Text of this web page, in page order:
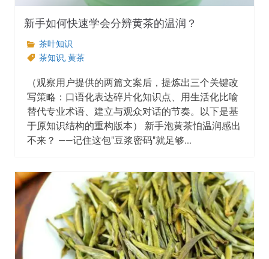
新手如何快速学会分辨黄茶的温润？
茶叶知识
茶知识, 黄茶
（观察用户提供的两篇文案后，提炼出三个关键改
写策略：口语化表达碎片化知识点、用生活化比喻
替代专业术语、建立与观众对话的节奏。以下是基
于原知识结构的重构版本） 新手泡黄茶怕温润感出
不来？ ——记住这包"豆浆密码"就足够...